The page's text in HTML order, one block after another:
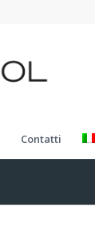
Contatti